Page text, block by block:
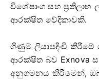
විශේෂාංග සහ ප්‍රතිලාභ
ආරක්ෂිත වේදිකාවකි.
ගිණුම් ලියාපදිංචි
ආරක්ෂිත බව Exnova
අනුගමනය කිරීමෙන්,